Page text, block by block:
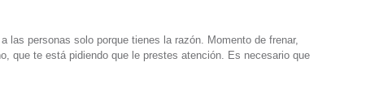
las personas solo porque tienes la razón. Momento de frenar,
que te está pidiendo que le prestes atención. Es necesario que